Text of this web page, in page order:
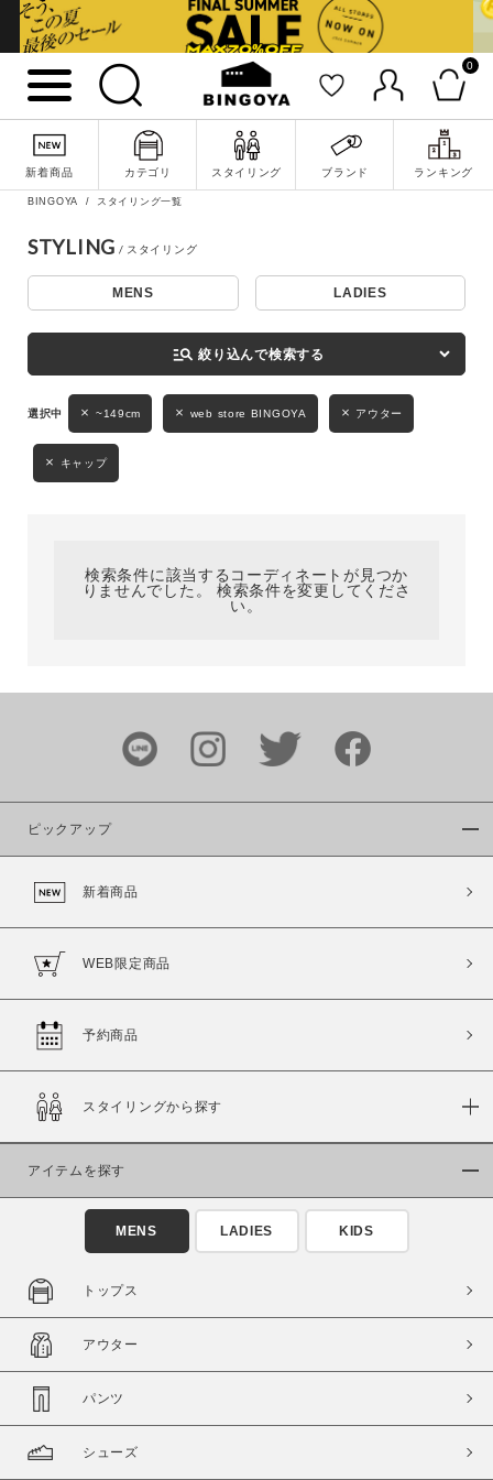
0
新着商品 カテゴリ スタイリング ブランド ランキング
詳細検索
キーワード
性別
MENS LADIES KIDS
ブランド
カラー
商品タイプ
通常商品
セール価格 WEB限定
在庫
在庫あり
BINGOYA スタイリング一覧
STYLING
MENS LADIES
manage_search 絞り込んで検索する
~149cm web store BINGOYA アウター
キャップ
検索条件に該当するコーディネートが見つか
りませんでした。 検索条件を変更してくださ
い。
ピックアップ
新着商品
WEB限定商品
予約商品
スタイリングから探す
アイテムを探す
MENS LADIES KIDS
トップス
アウター
パンツ
シューズ